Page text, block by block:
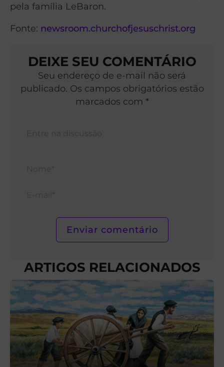
pela família LeBaron.
Fonte: newsroom.churchofjesuschrist.org
DEIXE SEU COMENTÁRIO
Seu endereço de e-mail não será
publicado. Os campos obrigatórios estão
marcados com *
ARTIGOS RELACIONADOS